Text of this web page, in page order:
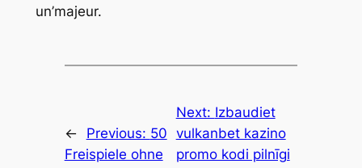
un’majeur.
← Previous: 50
Freispiele ohne
Next: Izbaudiet
vulkanbet kazino
promo kodi pilnīgi